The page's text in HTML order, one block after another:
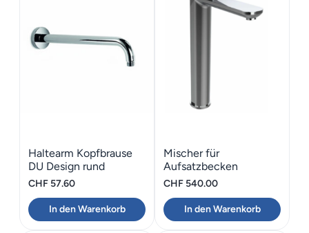
Haltearm Kopfbrause
DU Design rund
CHF 57.60
In den Warenkorb
Mischer für
Aufsatzbecken
Schwarz matt BONGIO
CHF 540.00
In den Warenkorb